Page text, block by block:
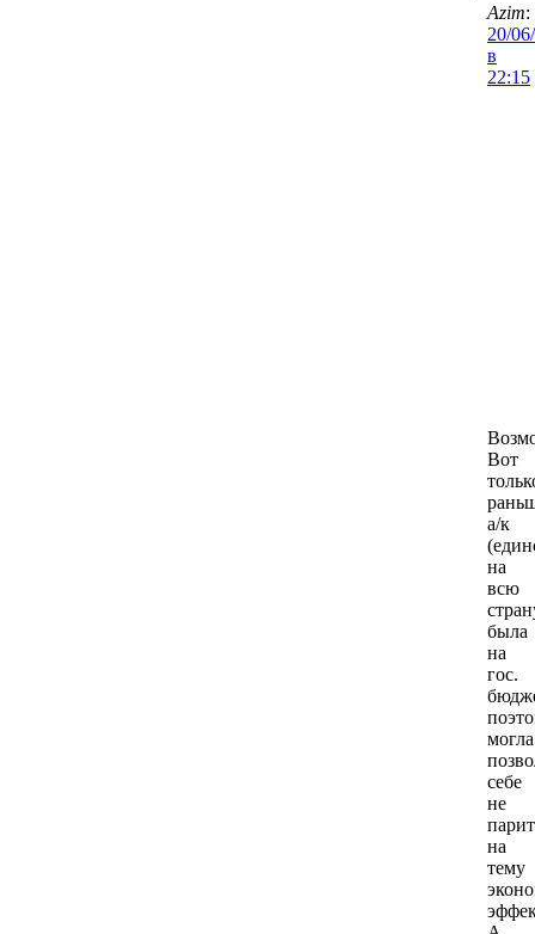
Azim:
20/
в
22:15
Вот
а/к
на
всю
была
на
гос.
могла
себе
не
на
тему